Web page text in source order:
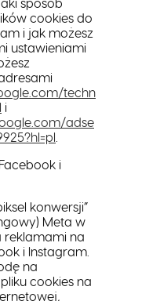
cookies do
i jak możesz
ustawieniami
techn
i
adse
i
konwersji”
Meta w
reklamami na
i Instagram.
na
cookies na